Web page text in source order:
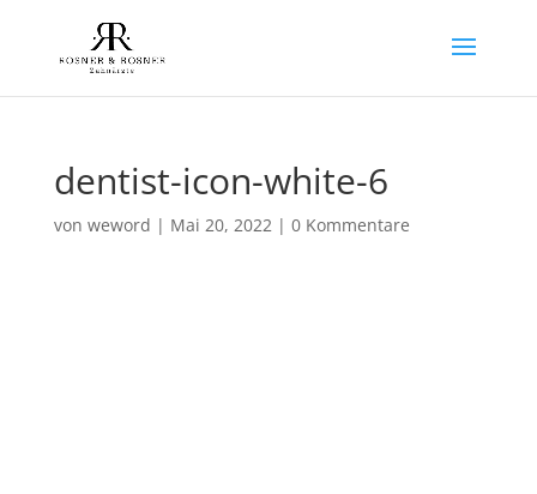
dentist-icon-white-6
von weword | Mai 20, 2022| 0 Kommentare